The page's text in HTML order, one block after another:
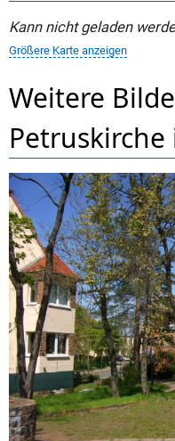
Kann nicht geladen
Größere Karte anzeigen
Weitere